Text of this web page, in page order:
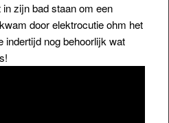
zijn bad staan om een
door elektrocutie ohm het
indertijd nog behoorlijk wat